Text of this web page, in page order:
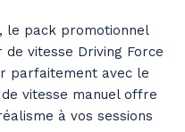
le pack promotionnel
vitesse Driving Force
parfaitement avec le
vitesse manuel offre
à vos sessions